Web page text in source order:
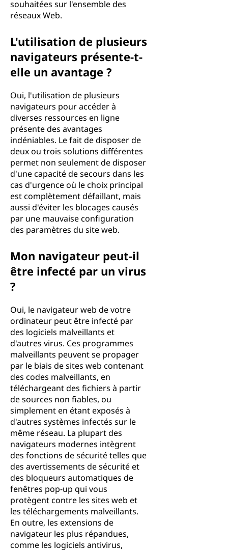
souhaitées sur l'ensemble des
réseaux Web.
L'utilisation de plusieurs
navigateurs présente-t-
elle un avantage ?
Oui, l'utilisation de plusieurs
navigateurs pour accéder à
diverses ressources en ligne
présente des avantages
indéniables. Le fait de disposer de
deux ou trois solutions différentes
permet non seulement de disposer
d'une capacité de secours dans les
cas d'urgence où le choix principal
est complètement défaillant, mais
aussi d'éviter les blocages causés
par une mauvaise configuration
des paramètres du site web.
Mon navigateur peut-il
être infecté par un virus
?
Oui, le navigateur web de votre
ordinateur peut être infecté par
des logiciels malveillants et
d'autres virus. Ces programmes
malveillants peuvent se propager
par le biais de sites web contenant
des codes malveillants, en
téléchargeant des fichiers à partir
de sources non fiables, ou
simplement en étant exposés à
d'autres systèmes infectés sur le
même réseau. La plupart des
navigateurs modernes intègrent
des fonctions de sécurité telles que
des avertissements de sécurité et
des bloqueurs automatiques de
fenêtres pop-up qui vous
protègent contre les sites web et
les téléchargements malveillants.
En outre, les extensions de
navigateur les plus répandues,
comme les logiciels antivirus,